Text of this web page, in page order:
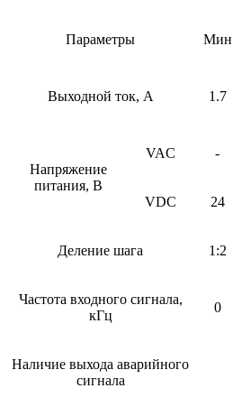
Параметры Мин
Выходной ток, А 1.7
Напряжение
питания, В
VAC -
VDC 24
Деление шага 1:2
Частота входного сигнала,
кГц
0
Наличие выхода аварийного
сигнала